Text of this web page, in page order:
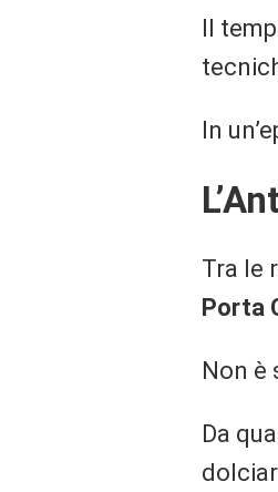
Il
In
Tra le
Porta
Non è
Da